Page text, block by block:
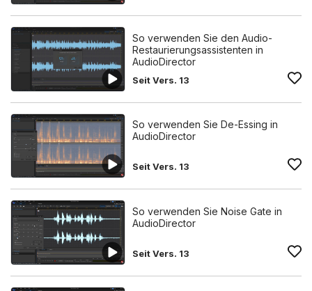
So verwenden Sie den Audio-
Restaurierungsassistenten in
AudioDirector
Seit Vers. 13
So verwenden Sie De-Essing in
AudioDirector
Seit Vers. 13
So verwenden Sie Noise Gate in
AudioDirector
Seit Vers. 13